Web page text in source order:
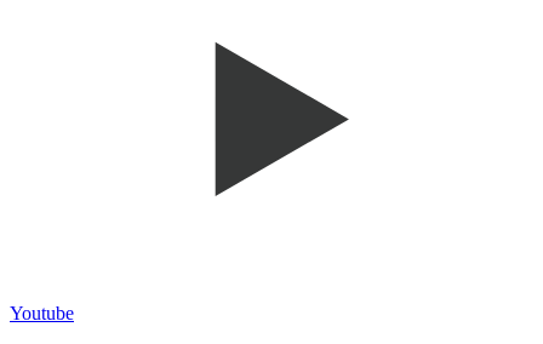
Youtube